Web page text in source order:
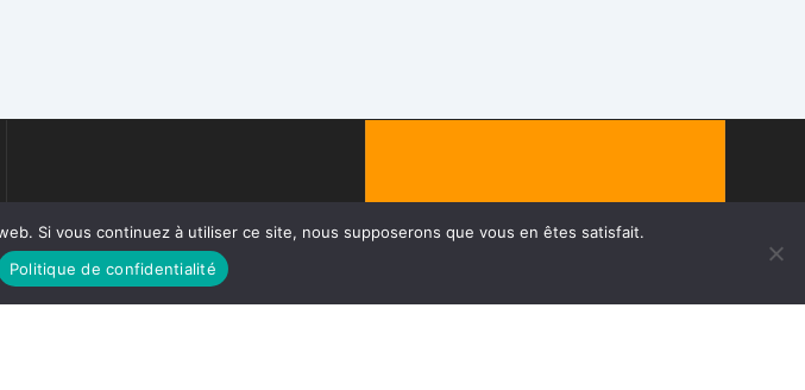
Si vous continuez à utiliser ce site, nous supposerons que vous en êtes satisfait.
Politique de confidentialité